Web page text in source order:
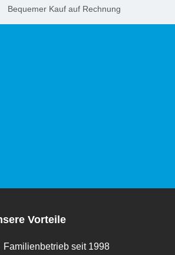
Bequemer Kauf auf Rechnung
Vorteile
Familienbetrieb seit 1998